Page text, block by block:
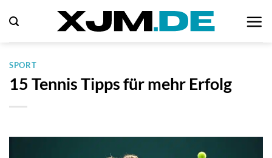
Inhalt
springen
SPORT
15 Tennis Tipps für mehr Erfolg